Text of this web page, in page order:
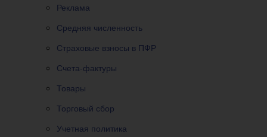
Реклама
Средняя численность
Страховые взносы в ПФР
Счета-фактуры
Товары
Торговый сбор
Учетная политика